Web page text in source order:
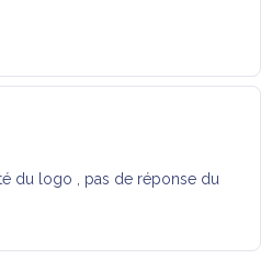
du logo , pas de réponse du